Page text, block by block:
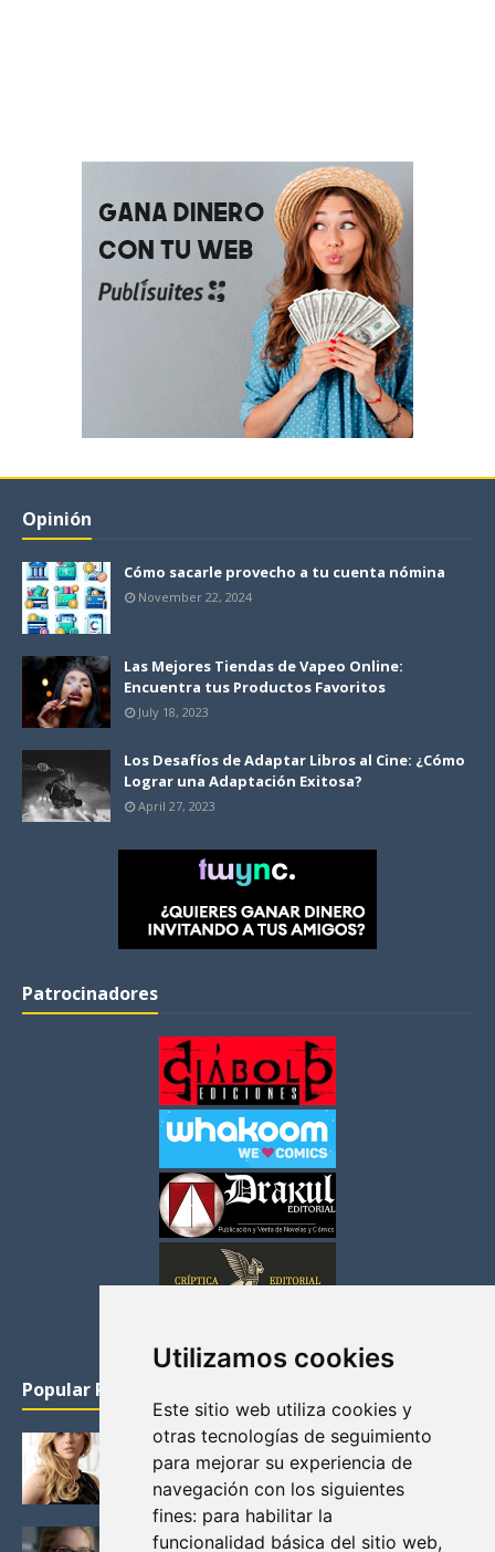
Utilizamos cookies
Este sitio web utiliza cookies y
otras tecnologías de seguimiento
para mejorar su experiencia de
navegación con los siguientes
fines: para habilitar la
funcionalidad básica del sitio web,
Opinión
Cómo sacarle provecho a tu cuenta nómina
November 22, 2024
Las Mejores Tiendas de Vapeo Online:
Encuentra tus Productos Favoritos
July 18, 2023
Los Desafíos de Adaptar Libros al Cine: ¿Cómo
Lograr una Adaptación Exitosa?
April 27, 2023
Patrocinadores
Popular Posts
KATHERYN WINNICK: LA ACTRIZ MAS GUAPA DE
VIKINGOS
Junio 14, 2013
FELICITY (EMILY BETT RICKARDS), LAS FOTOS